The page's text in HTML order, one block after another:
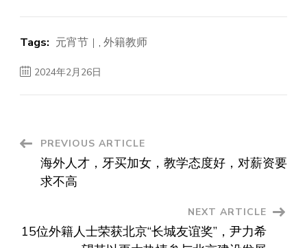
Tags: 元宵节 , 外籍教师
2024年2月26日
Post
Navigation
PREVIOUS ARTICLE
海外人才，牙买加女，教学态度好，对薪资要
求不高
NEXT ARTICLE
15位外籍人士荣获北京“长城友谊奖”，尹力希